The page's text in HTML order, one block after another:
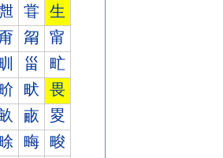
甞 生
甮 甯
甾 甿
畎 畏
畞 畟
畮 畯